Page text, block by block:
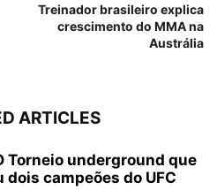
Treinador brasileiro explica
crescimento do MMA na
Austrália
ARTICLES
Torneio underground que
dois campeões do UFC